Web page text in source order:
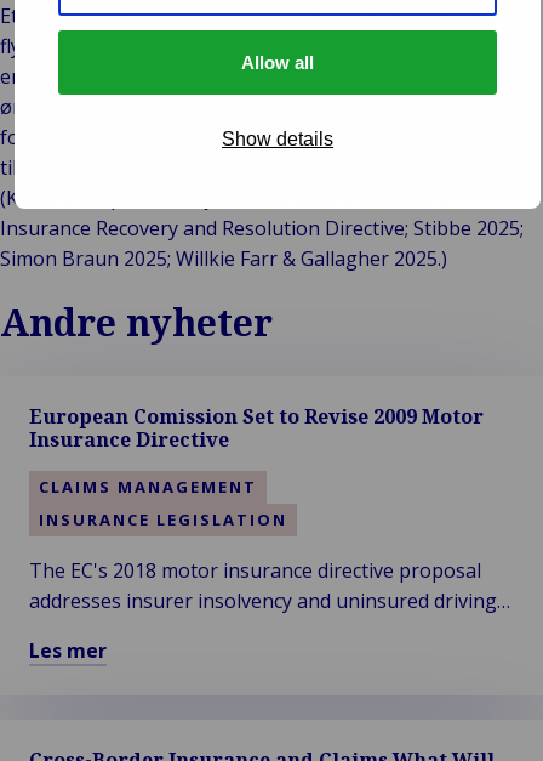
Allow all
Show details
Etter hvert som IRRD går fra politikk til praksis, vil fokuset
flyttes til gjennomføring og etterlevelse. Å forstå disse
endringene er avgjørende for alle markedsaktører som
ønsker å holde seg på linje med de skiftende behovene til
forsikringsselskaper, forsikringstakere og
tilsynsmyndigheter i hele Europa.
(Kilder: Europakommisjonen; Direktiv (EU) 2025/1 —
Insurance Recovery and Resolution Directive; Stibbe 2025;
Simon Braun 2025; Willkie Farr & Gallagher 2025.)
Andre nyheter
European Comission Set to Revise 2009 Motor
Insurance Directive
CLAIMS MANAGEMENT
INSURANCE LEGISLATION
The EC's 2018 motor insurance directive proposal
addresses insurer insolvency and uninsured driving,
allowing systematic checks of foreign vehicles.
Les mer